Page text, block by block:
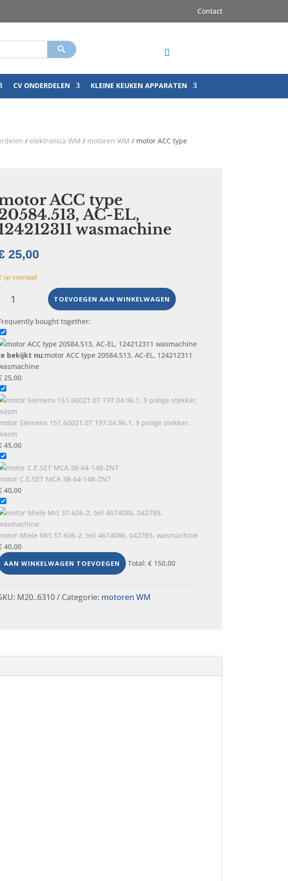
Contact
Zoekknop

CV ONDERDELEN
KLEINE KEUKEN APPARATEN
/ elektronica WM / motoren WM / motor ACC type
ACC type
AC-EL,
wasmachine
25,00
op voorraad
AC-
TOEVOEGEN AAN WINKELWAGEN
bought together:
bekijkt nu:motor ACC type 20584.513, AC-EL, 124212311
25,00
Siemens 151.60021.07 197.04.96.1, 9 polige stekker,
45,00
C.E.SET MCA 38-64-148-ZN7
40,00
Miele Mrt 37-606-2, teil 4674086, 042785, wasmachine
40,00
AAN WINKELWAGEN TOEVOEGEN Total: €150,00
M20..6310 Categorie: motoren WM